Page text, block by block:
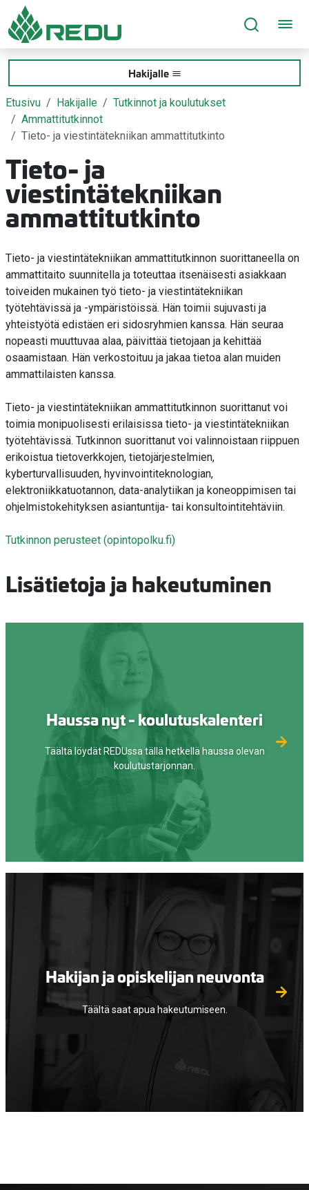
Siirry sivusisältöön
Hakijalle
Etusivu Hakijalle
Tutkinnot ja koulutukset
Ammattitutkinnot
Tieto- ja viestintätekniikan ammattitutkinto
Tieto- ja
viestintätekniikan
ammattitutkinto
Tieto- ja viestintätekniikan ammattitutkinnon suorittaneella on
ammattitaito suunnitella ja toteuttaa itsenäisesti asiakkaan
toiveiden mukainen työ tieto- ja viestintätekniikan
työtehtävissä ja -ympäristöissä. Hän toimii sujuvasti ja
yhteistyötä edistäen eri sidosryhmien kanssa. Hän seuraa
nopeasti muuttuvaa alaa, päivittää tietojaan ja kehittää
osaamistaan. Hän verkostoituu ja jakaa tietoa alan muiden
ammattilaisten kanssa.
Tieto- ja viestintätekniikan ammattitutkinnon suorittanut voi
toimia monipuolisesti erilaisissa tieto- ja viestintätekniikan
työtehtävissä. Tutkinnon suorittanut voi valinnoistaan riippuen
erikoistua tietoverkkojen, tietojärjestelmien,
kyberturvallisuuden, hyvinvointiteknologian,
elektroniikkatuotannon, data-analytiikan ja koneoppimisen tai
ohjelmistokehityksen asiantuntija- tai konsultointitehtäviin.
Tutkinnon perusteet (opintopolku.fi)
Lisätietoja ja hakeutuminen
Haussa nyt - koulutuskalenteri
Täältä löydät REDUssa tällä hetkellä haussa olevan
koulutustarjonnan.
Hakijan ja opiskelijan neuvonta
Täältä saat apua hakeutumiseen.